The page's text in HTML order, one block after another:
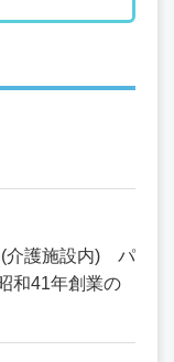
(介護施設内) パ
和41年創業の